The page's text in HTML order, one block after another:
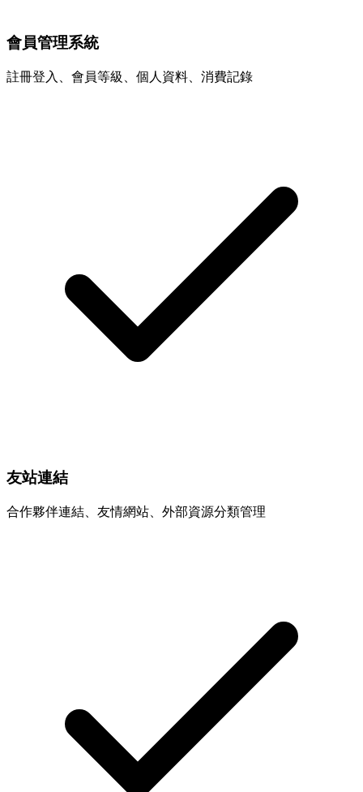
會員管理系統
註冊登入、會員等級、個人資料、消費記錄
友站連結
合作夥伴連結、友情網站、外部資源分類管理